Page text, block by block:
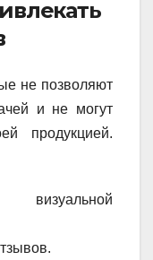
не позволяют
и не могут
продукцией.